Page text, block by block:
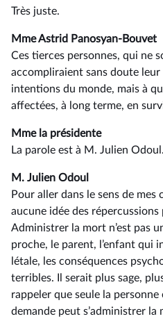
Très juste.
Mme Astrid Panosyan-Bouvet
Ces tierces personnes, qui ne
accompliraient sans doute leur
intentions du monde, mais à
affectées, à long terme, en
Mme la présidente
La parole est à M. Julien Odoul.
M. Julien Odoul
Pour aller dans le sens de mes
aucune idée des
Administrer la mort n’est pas
proche, le parent, l’enfant qui
létale, les conséquences
terribles. Il serait plus sage,
rappeler que seule la
demande peut s’administrer la